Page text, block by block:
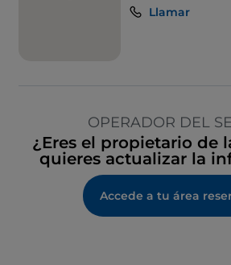
Llamar
OPERADOR DEL
¿Eres el propietario de
quieres actualizar la
Accede a tu área